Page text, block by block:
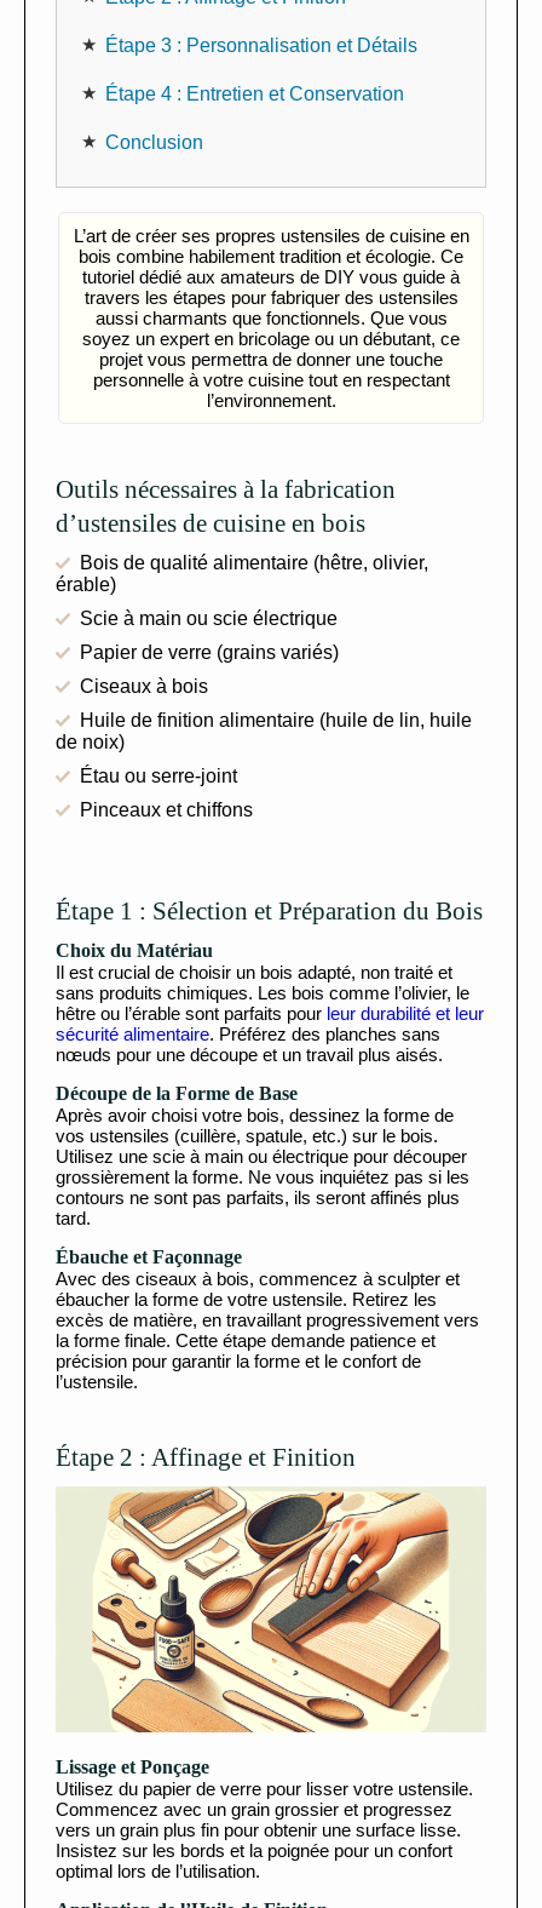
Étape 3 : Personnalisation et Détails
Étape 4 : Entretien et Conservation
Conclusion
L’art de créer ses propres ustensiles de cuisine en
bois combine habilement tradition et écologie. Ce
tutoriel dédié aux amateurs de DIY vous guide à
travers les étapes pour fabriquer des ustensiles
aussi charmants que fonctionnels. Que vous
soyez un expert en bricolage ou un débutant, ce
projet vous permettra de donner une touche
personnelle à votre cuisine tout en respectant
l’environnement.
Outils nécessaires à la fabrication
d’ustensiles de cuisine en bois
Bois de qualité alimentaire (hêtre, olivier,
érable)
Scie à main ou scie électrique
Papier de verre (grains variés)
Ciseaux à bois
Huile de finition alimentaire (huile de lin, huile
de noix)
Étau ou serre-joint
Pinceaux et chiffons
Étape 1 : Sélection et Préparation du Bois
Choix du Matériau
Il est crucial de choisir un bois adapté, non traité et
sans produits chimiques. Les bois comme l’olivier, le
hêtre ou l’érable sont parfaits pour leur durabilité et leur
sécurité alimentaire. Préférez des planches sans
nœuds pour une découpe et un travail plus aisés.
Découpe de la Forme de Base
Après avoir choisi votre bois, dessinez la forme de
vos ustensiles (cuillère, spatule, etc.) sur le bois.
Utilisez une scie à main ou électrique pour découper
grossièrement la forme. Ne vous inquiétez pas si les
contours ne sont pas parfaits, ils seront affinés plus
tard.
Ébauche et Façonnage
Avec des ciseaux à bois, commencez à sculpter et
ébaucher la forme de votre ustensile. Retirez les
excès de matière, en travaillant progressivement vers
la forme finale. Cette étape demande patience et
précision pour garantir la forme et le confort de
l’ustensile.
Étape 2 : Affinage et Finition
Lissage et Ponçage
Utilisez du papier de verre pour lisser votre ustensile.
Commencez avec un grain grossier et progressez
vers un grain plus fin pour obtenir une surface lisse.
Insistez sur les bords et la poignée pour un confort
optimal lors de l’utilisation.